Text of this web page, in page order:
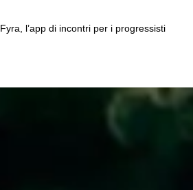
Fyra, l’app di incontri per i progressisti